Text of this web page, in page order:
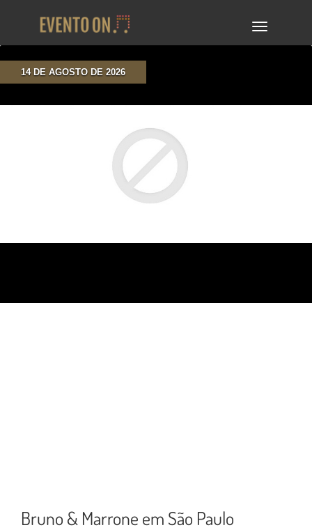
TOGGLE
14 DE AGOSTO DE 2026
Bruno & Marrone em São Paulo